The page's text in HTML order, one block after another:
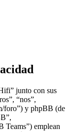
junto con sus
“nos”,
foro”) y phpBB (de
emplean